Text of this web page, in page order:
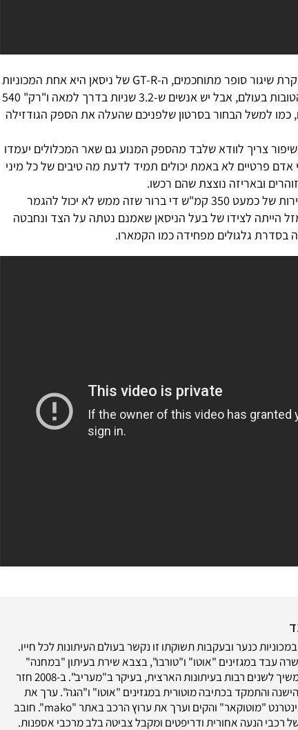
בזכות מערכת הנעה כפולה ובקרת שיגור סופר מתוחכמים, ה-GT-R של ניסאן היא אחת המכוניות
הסדרתיות עם יכולות הזינוק הטובות בעולם, אבל יש אנשים ש-3.2 שניות בדרך למאה ו"רק" 540
למשל הבחור בסרטון שלפניכם שהעלה את הספק הגודזילה
שיפור צריך לוודא שלבד מהספק המנוע גם שאר המכלולים יעמדו
אדם פרטיים לא באמת יכולים תמיד לדעת מה טיבים של כל מיני
ובאריזה נוצצת שהם רכשו.
כשזרוע מתלה מתפרקת במהירות של כמעט 350 קמ"ש די ברור שזה ממש לא יכול להגמר
הייתה לצידו של בעל הניסאן שאמנם נטתה על הצד ונחבטה
בסדרת גלגולים מפחידה כמו הקמארו.
כנער ובעקבות תשוקתו זו נקשר בעולם העיתונות לכל חייו.
עבד במגזינים "אוטו" ו"טורבו", בצבא שירת בעיתון "במחנה"
ומשם המשיך לשנים רבות בעיתונות הארצית, בעיקר ב"מעריב". ב-2008 חזר
והתמקד בכתיבה מוטורית במגזינים "אוטו" ו"הגה". ערך את
אתר האינטרנט "מוטוקאר" והקים וערך את ערוץ הרכב באתר "mako". חובב
רכבי הנעה אחורית ודריפטים ומקבל צביטה בלב מרכבי אספנות.